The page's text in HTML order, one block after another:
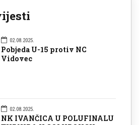
02.08.2025.
Pobjeda U-15 protiv NC
Vidovec
02.08.2025.
NK IVANČICA U POLUFINALU